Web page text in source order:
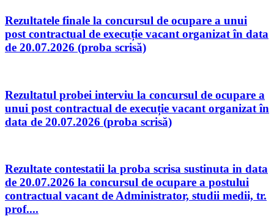
Rezultatele finale la concursul de ocupare a unui
post contractual de execuție vacant organizat în data
de 20.07.2026 (proba scrisă)
Rezultatul probei interviu la concursul de ocupare a
unui post contractual de execuție vacant organizat în
data de 20.07.2026 (proba scrisă)
Rezultate contestatii la proba scrisa sustinuta in data
de 20.07.2026 la concursul de ocupare a postului
contractual vacant de Administrator, studii medii, tr.
prof....